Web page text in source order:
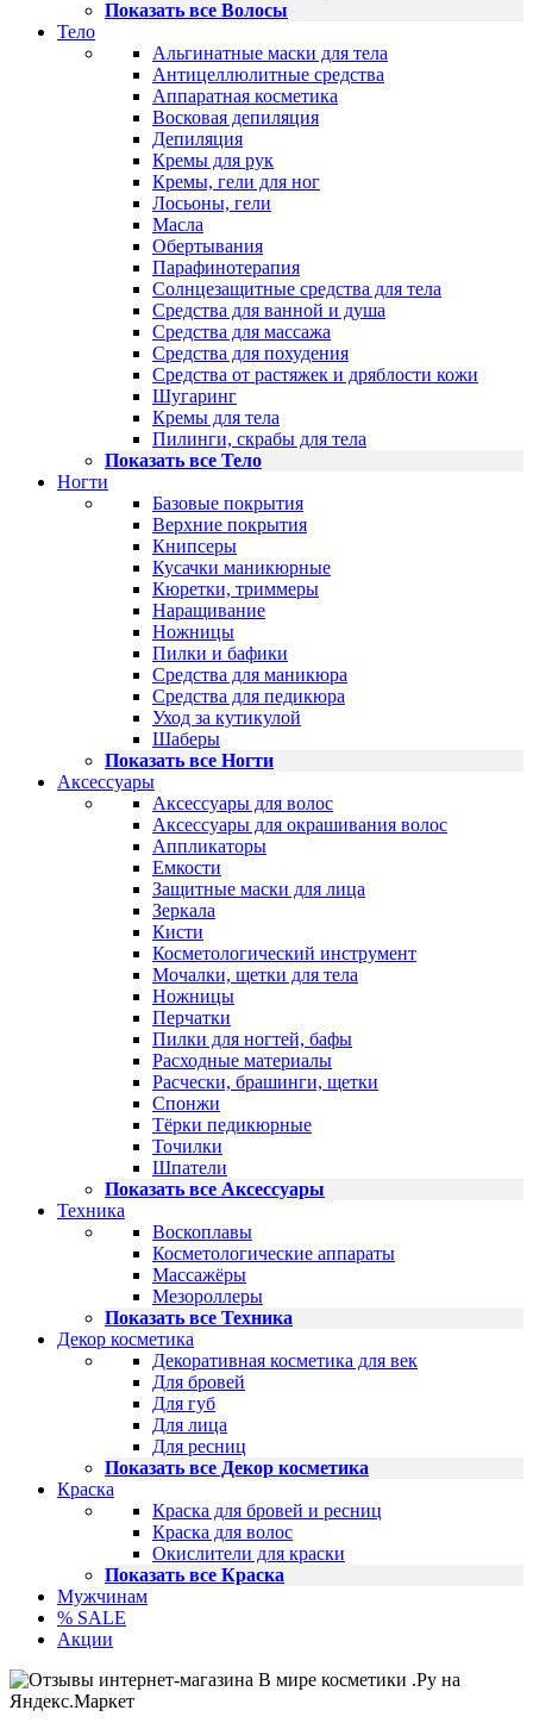
Показать все Волосы
Тело
Альгинатные маски для тела
Антицеллюлитные средства
Аппаратная косметика
Восковая депиляция
Депиляция
Кремы для рук
Кремы, гели для ног
Лосьоны, гели
Масла
Обертывания
Парафинотерапия
Солнцезащитные средства для тела
Средства для ванной и душа
Средства для массажа
Средства для похудения
Средства от растяжек и дряблости кожи
Шугаринг
Кремы для тела
Пилинги, скрабы для тела
Показать все Тело
Ногти
Базовые покрытия
Верхние покрытия
Книпсеры
Кусачки маникюрные
Кюретки, триммеры
Наращивание
Ножницы
Пилки и бафики
Средства для маникюра
Средства для педикюра
Уход за кутикулой
Шаберы
Показать все Ногти
Аксессуары
Аксессуары для волос
Аксессуары для окрашивания волос
Аппликаторы
Емкости
Защитные маски для лица
Зеркала
Кисти
Косметологический инструмент
Мочалки, щетки для тела
Ножницы
Перчатки
Пилки для ногтей, бафы
Расходные материалы
Расчески, брашинги, щетки
Спонжи
Тёрки педикюрные
Точилки
Шпатели
Показать все Аксессуары
Техника
Воскоплавы
Косметологические аппараты
Массажёры
Мезороллеры
Показать все Техника
Декор косметика
Декоративная косметика для век
Для бровей
Для губ
Для лица
Для ресниц
Показать все Декор косметика
Краска
Краска для бровей и ресниц
Краска для волос
Окислители для краски
Показать все Краска
Мужчинам
% SALE
Акции